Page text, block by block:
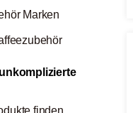
Marken
finden